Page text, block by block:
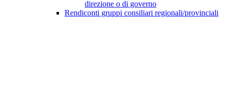
direzione o di governo
Rendiconti gruppi consiliari regionali/provinciali